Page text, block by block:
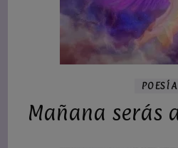
POESÍA
Mañana serás